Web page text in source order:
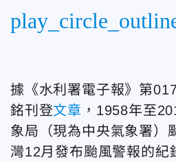
據《水利署電子報》第
銘刊登文章 ，1958年至
象局（現為中央氣象署）
灣12月發布颱風警報的紀